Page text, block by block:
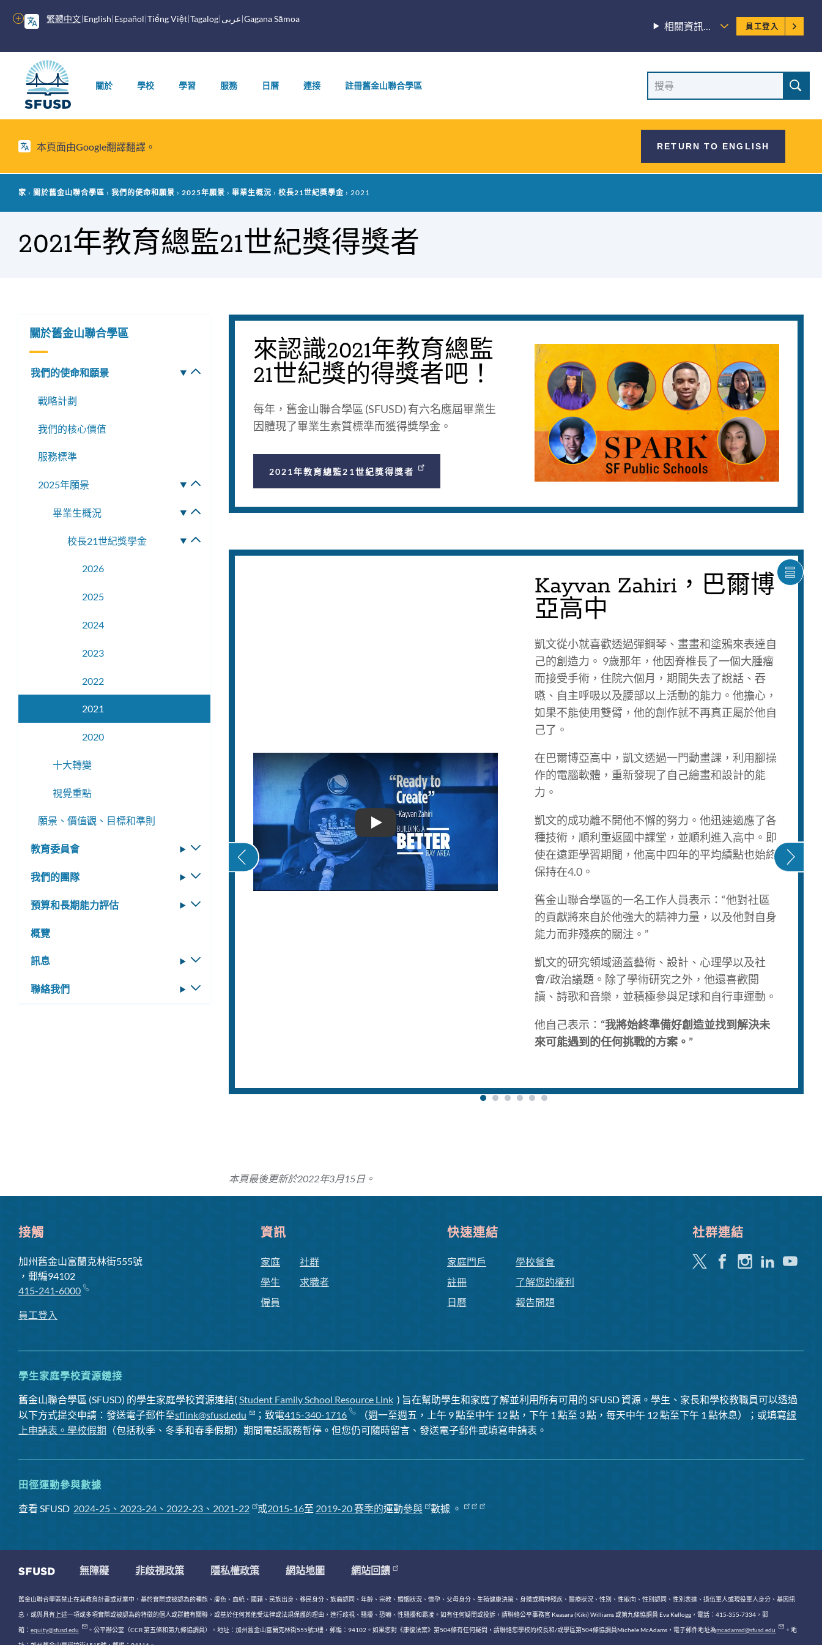
容
繁體中文 English Español Tiếng Việt Tagalog عربى Gagana Sāmoa
更
選
相關資訊…
員
工
選
單
員工登入
選
單
關於 學校 學習 服務 日曆 連接 註冊舊金山聯合學區
網
搜
尋
搜
本頁面由Google翻譯翻譯。
RETURN TO ENGLISH
麵
屑
家 關於舊金山聯合學區 我們的使命和願景 2025年願景 畢業生概況 校長21世紀獎學金 2021
2021年教育總監21世紀獎得獎者
來認識2021年教育總監
21世紀獎的得獎者吧！
每年，舊金山聯合學區 (SFUSD) 有六名應屆畢業生
因體現了畢業生素質標準而獲得獎學金。
2021年教育總監21世紀獎得獎者
將
－準備做到最好
·帕克，米申高
親母親撫養長大，住在灣景-獵人角社
名運動員、家庭的經濟支柱、照顧者和
高中時期經歷了不少掙扎，直到他下定
放在首位。他參加了舊金山州立大學的
人學生學習機械知識並從零開始組裝汽
，完成了基督教青年會（YMCA）的烹
在教會做義工。卡萊布每月舉辦兩次為
在看到許多老年人獨自購物後，開始幫
「創世紀行動」的成員，曾參與少年後
團 (Junior ROTC)、舊金山傑出青年計
程。他最令人印象深刻的特質是他的領
2021年教育總監21世紀獎得主：KAYVAN ZAHIRI - READY TO CREATE
Kayvan Zahiri，巴爾博
亞高中
凱文從小就喜歡透過彈鋼琴、畫畫和塗鴉來表達自
己的創造力。 9歲那年，他因脊椎長了一個大腫瘤
而接受手術，住院六個月，期間失去了說話、吞
嚥、自主呼吸以及腰部以上活動的能力。他擔心，
如果不能使用雙臂，他的創作就不再真正屬於他自
己了。
在巴爾博亞高中，凱文透過一門動畫課，利用腳操
作的電腦軟體，重新發現了自己繪畫和設計的能
力。
凱文的成功離不開他不懈的努力。他迅速適應了各
種技術，順利重返國中課堂，並順利進入高中。即
使在遠距學習期間，他高中四年的平均績點也始終
保持在4.0。
舊金山聯合學區的一名工作人員表示：“他對社區
的貢獻將來自於他強大的精神力量，以及他對自身
能力而非殘疾的關注。”
凱文的研究領域涵蓋藝術、設計、心理學以及社
會/政治議題。除了學術研究之外，他還喜歡閱
讀、詩歌和音樂，並積極參與足球和自行車運動。
他自己表示： “我將始終準備好創造並找到解決未
來可能遇到的任何挑戰的方案。”
本頁最後更新於2022年3月15日。
關於舊金山聯合學區
我們的使命和願景
切
戰略計劃
我們的核心價值
服務標準
2025年願景
切
子
單
畢業生概況
切
子
校長21世紀獎學金
切
2026
2025
2024
2023
2022
2021
2020
十大轉變
視覺重點
願景、價​​值觀、目標和準則
教育委員會
切
我們的團隊
切
預算和長期能力評估
切
概覽
訊息
切
聯絡我們
切
接觸
加州舊金山富蘭克林街555號
，郵編94102
415-241-6000
員工登入
資訊
家庭
學生
僱員
社群
求職者
快速連結
家庭門戶
註冊
日曆
學校餐食
了解您的權利
報告問題
社群連結
嘰
FacebookInstagram
領
Youtube
學生家庭學校資源鏈接
舊金山聯合學區 (SFUSD) 的學生家庭學校資源連結( Student Family School Resource Link ) 旨在幫助學生和家庭了解並利用所有可用的 SFUSD 資源。學生、家長和學校教職員可以透過
以下方式提交申請：發送電子郵件至sflink@sfusd.edu ；致電415-340-1716 （週一至週五，上午 9 點至中午 12 點，下午 1 點至 3 點，每天中午 12 點至下午 1 點休息）；或填寫線
上申請表。 學校假期 （包括秋季、冬季和春季假期）期間電話服務暫停 。但您仍可隨時留言、發送電子郵件或填寫申請表。
田徑運動參與數據
查看 SFUSD 2024-25、2023-24、2022-23、2021-22 或2015-16至 2019-20 賽季的運動參與 數據 。
無障礙 非歧視政策 隱私權政策 網站地圖 網站回饋
舊金山聯合學區禁止在其教育計畫或就業中，基於實際或被認為的種族、膚色、血統、國籍、民族出身、移民身分、族裔認同、年齡、宗教、婚姻狀況、懷孕、父母身分、生殖健康決策、身體或精神殘疾、醫療狀況、性別、性取向、性別認同、性別表達、退伍軍人或現役軍人身分、基因訊
息，或與具有上述一項或多項實際或被認為的特徵的個人或群體有關聯，或基於任何其他受法律或法規保護的理由，進行歧視、騷擾、恐嚇、性騷擾和霸凌。如有任何疑問或投訴，請聯絡公平事務官 Keasara (Kiki) Williams 或第九條協調員 Eva Kellogg，電話：415-355-7334，郵
箱： equity@sfusd.edu 。公平辦公室（CCR 第五條和第九條協調員）。地址：加州舊金山富蘭克林街555號3樓，郵編：94102。如果您對《康復法案》第504條有任何疑問，請聯絡您學校的校長和/或學區第504條協調員Michele McAdams，電子郵件地址為mcadamsd@sfusd.edu 。地